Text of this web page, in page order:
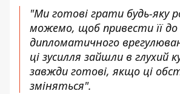
"Ми готові грати будь-яку
можемо, щоб привести її
дипломатичного
ці зусилля зайшли в глухий
завжди готові, якщо ці
зміняться".